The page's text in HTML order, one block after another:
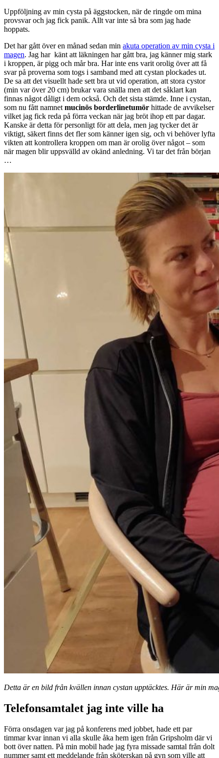
Uppföljning av min cysta på äggstocken, när de ringde om mina
provsvar och jag fick panik. Allt var inte så bra som jag hade
hoppats.
Det har gått över en månad sedan min akuta operation av min cysta i
magen. Jag har känt att läkningen har gått bra, jag känner mig stark
i kroppen, är pigg och mår bra. Har inte ens varit orolig över att få
svar på proverna som togs i samband med att cystan plockades ut.
De sa att det visuellt hade sett bra ut vid operation, att stora cystor
(min var över 20 cm) brukar vara snälla men att det såklart kan
finnas något dåligt i dem också. Och det sista stämde. Inne i cystan,
som nu fått namnet mucinös borderlinetumör hittade de avvikelser
vilket jag fick reda på förra veckan när jag bröt ihop ett par dagar.
Kanske är detta för personligt för att dela, men jag tycker det är
viktigt, säkert finns det fler som känner igen sig, och vi behöver lyfta
vikten att kontrollera kroppen om man är orolig över något – som
när magen blir uppsvälld av okänd anledning. Vi tar det från början
…
Detta är en bild från kvällen innan cystan upptäcktes. Här är min
Telefonsamtalet jag inte ville ha
Förra onsdagen var jag på konferens med jobbet, hade ett par
timmar kvar innan vi alla skulle åka hem igen från Gripsholm där vi
bott över natten. På min mobil hade jag fyra missade samtal från dolt
nummer samt ett meddelande från sköterskan på gyn som ville att